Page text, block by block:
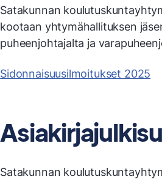
Satakunnan
kootaan yhtymähallituksen
puheenjohtajalta ja
Sidonnaisuusilmoitukset 2025
Satakunnan